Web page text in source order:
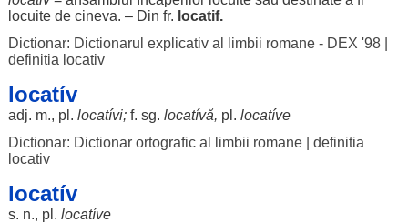
locuitede cineva. – Din fr. locatif.
Dictionar: Dictionarul explicativ al limbii romane - DEX '98|
definitia locativ
locatív
adj. m., pl. locatívi;f. sg. locatívă, pl. locatíve
Dictionar: Dictionar ortografic al limbii romane| definitia
locativ
locatív
s. n., pl. locatíve